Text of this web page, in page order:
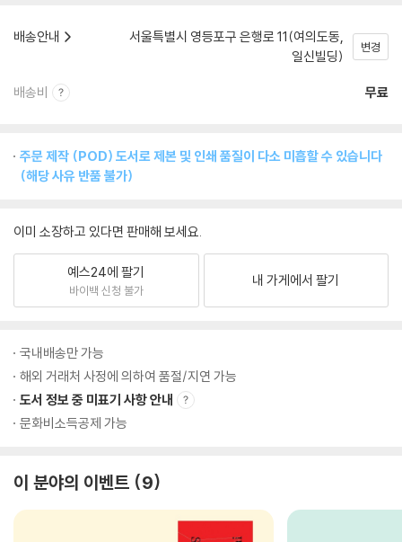
배송안내
서울특별시 영등포구 은행로 11(여의도동,
일신빌딩)
변경
배송비 무료
주문 제작 (POD) 도서로 제본 및 인쇄 품질이 다소 미흡할 수 있습니다
(해당 사유 반품 불가)
이미 소장하고 있다면 판매해 보세요.
예스24에 팔기
바이백 신청 불가
내 가게에서 팔기
국내배송만 가능
해외 거래처 사정에 의하여 품절/지연 가능
도서 정보 중 미표기 사항 안내
문화비소득공제 가능
이 분야의 이벤트 9